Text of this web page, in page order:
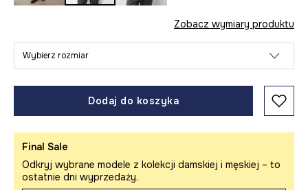
Zobacz wymiary produktu
Wybierz rozmiar
Dodaj do koszyka
Final Sale
Odkryj wybrane modele z kolekcji damskiej i męskiej – to
ostatnie dni wyprzedaży.